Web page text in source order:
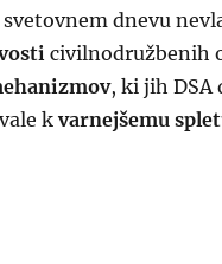
dnevu
civilnodružbenih
, ki jih DSA
kvarnejšemu
in opolnomočena